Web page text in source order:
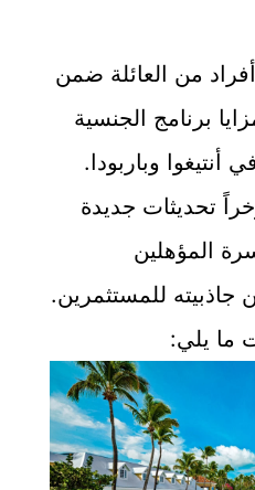
من العائلة ضمن
برنامج الجنسية
وباربودا.
تحديثات جديدة
المؤهلين
جاذبيته للمستثمرين.
ما يلي: